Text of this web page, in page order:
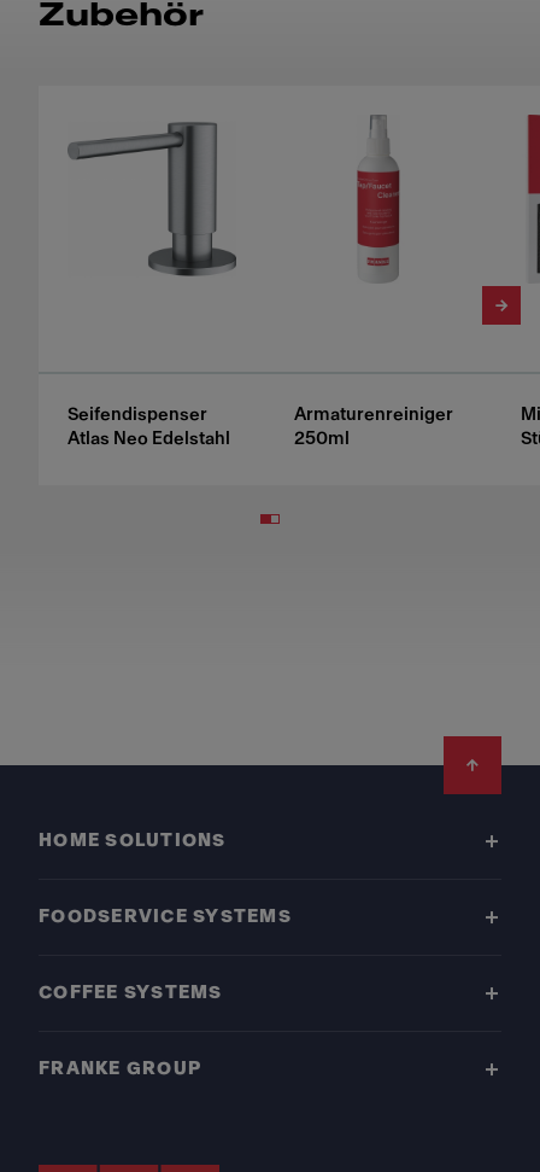
Zubehör
Seifendispenser
Atlas Neo Edelstahl
Armaturenreiniger
250ml
HOME SOLUTIONS
FOODSERVICE SYSTEMS
COFFEE SYSTEMS
FRANKE GROUP